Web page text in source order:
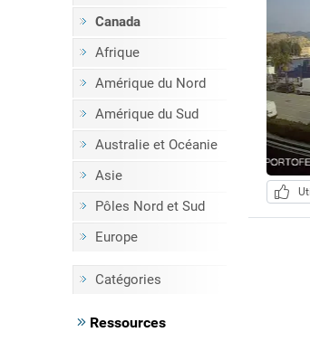
Canada
Afrique
Amérique du Nord
Amérique du Sud
Australie et Océanie
Asie
Pôles Nord et Sud
Europe
Catégories
Ressources